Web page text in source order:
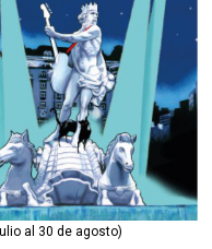
al 30 de agosto)